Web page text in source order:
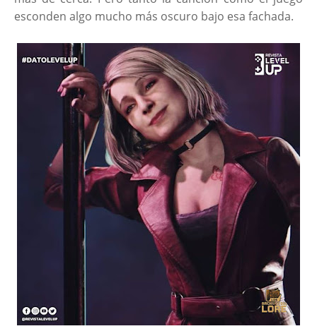
esconden algo mucho más oscuro bajo esa fachada.